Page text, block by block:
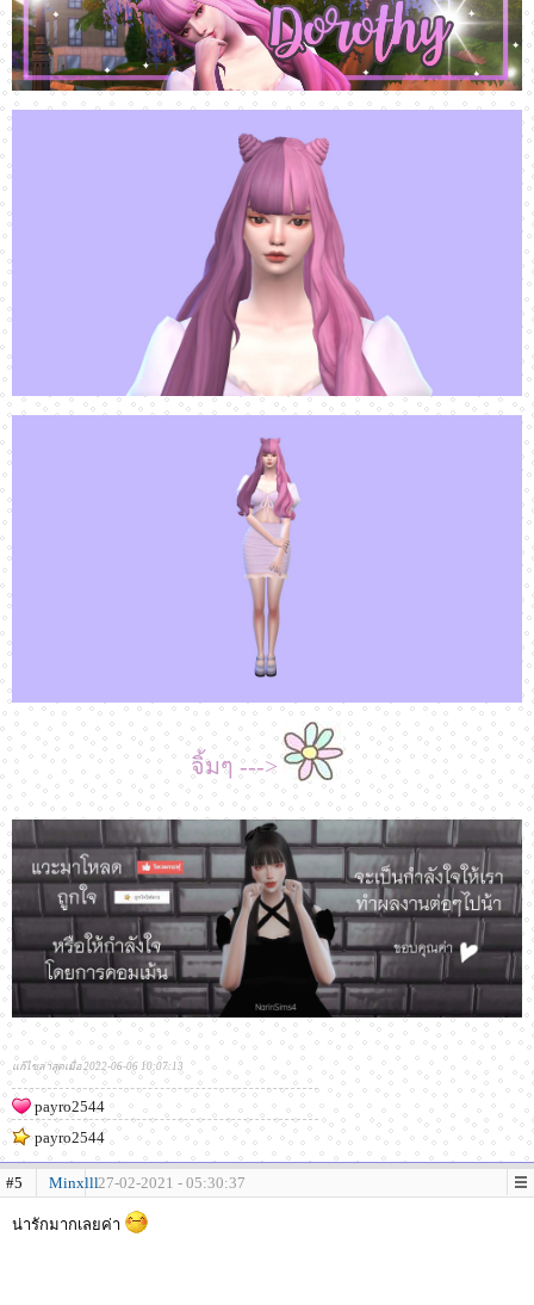
จิ้มๆ --->
แก้ไขล่าสุดเมื่อ 2022-06-06 10:07:13
payro2544
payro2544
#5 Minxlll27-02-2021 - 05:30:37
น่ารักมากเลยค่า